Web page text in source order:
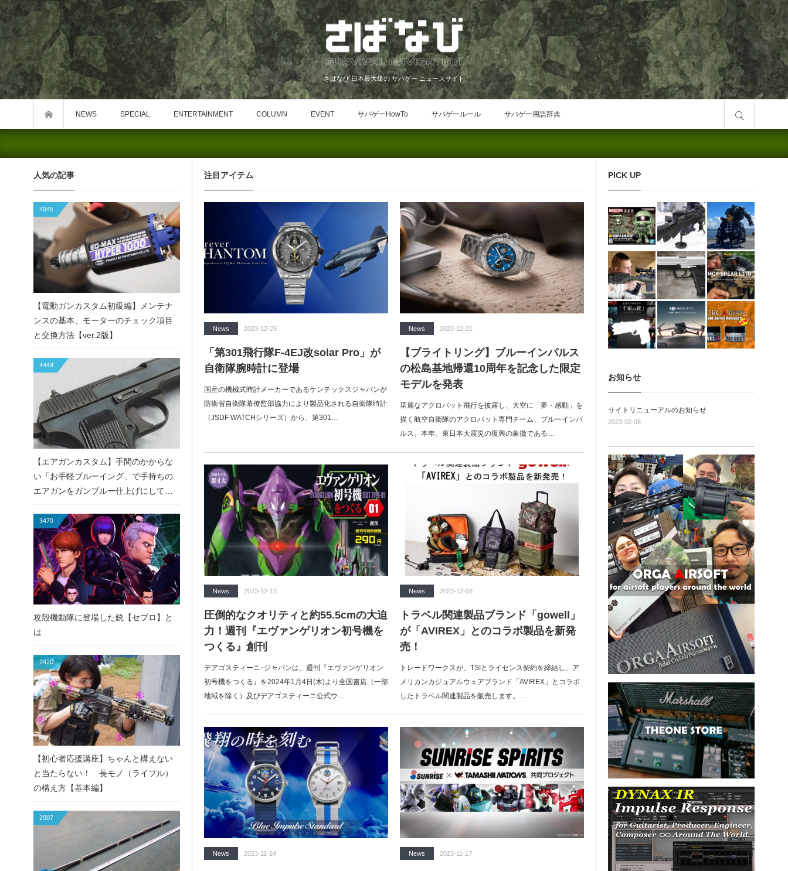
さばなび 日本最大級の サバゲー ニュースサイト
NEWS SPECIAL ENTERTAINMENT COLUMN EVENT サバゲーHowTo サバゲールール サバゲー用語辞典
注目アイテム
News 2023-12-25
「第301飛行隊F-4EJ改solar Pro」が
自衛隊腕時計に登場
国産の機械式時計メーカーであるケンテックスジャパンが
防衛省自衛隊幕僚監部協力により製品化される自衛隊時計
（JSDF WATCHシリーズ）から、第301…
News 2023-12-21
【ブライトリング】ブルーインパルス
の松島基地帰還10周年を記念した限定
モデルを発表
華麗なアクロバット飛行を披露し、大空に「夢・感動」を
描く航空自衛隊のアクロバット専門チーム、ブルーインパ
ルス。本年、東日本大震災の復興の象徴である…
News 2023-12-13
圧倒的なクオリティと約55.5cmの大迫
力！週刊『エヴァンゲリオン初号機を
つくる』創刊
デアゴスティーニ･ジャパンは、週刊『エヴァンゲリオン
初号機をつくる』を2024年1月4日(木)より全国書店（一部
地域を除く）及びデアゴスティーニ公式ウ…
News 2023-12-08
トラベル関連製品ブランド「gowell」
が「AVIREX」とのコラボ製品を新発
売！
トレードワークスが、TSIとライセンス契約を締結し、ア
メリカンカジュアルウェアブランド「AVIREX」とコラボ
したトラベル関連製品を販売します。…
News 2023-11-24 News 2023-11-17
人気の記事
4945
【電動ガンカスタム初級編】メンテナ
ンスの基本、モーターのチェック項目
と交換方法【ver.2版】
4444
【エアガンカスタム】手間のかからな
い「お手軽ブルーイング」で手持ちの
エアガンをガンブルー仕上げにしてみ
3479
攻殻機動隊に登場した銃【セブロ】と
は
2420
【初心者応援講座】ちゃんと構えない
と当たらない！ 長モノ（ライフル）
の構え方【基本編】
2007
PICK UP
お知らせ
サイトリニューアルのお知らせ
2023-02-08